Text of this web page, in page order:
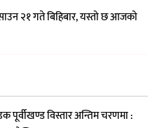
२१ गते बिहिबार, यस्तो छ आजको
विस्तार अन्तिम चरणमा :